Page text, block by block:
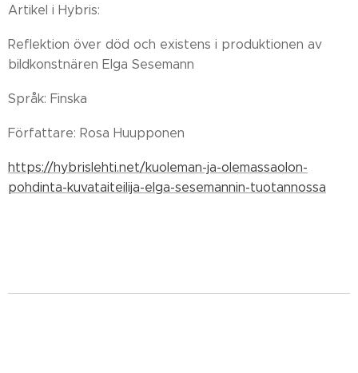
Artikel i Hybris:
Reflektion över död och existens i produktionen av
bildkonstnären Elga Sesemann
Språk: Finska
Författare: Rosa Huupponen
https://hybrislehti.net/kuoleman-ja-olemassaolon-
pohdinta-kuvataiteilija-elga-sesemannin-tuotannossa